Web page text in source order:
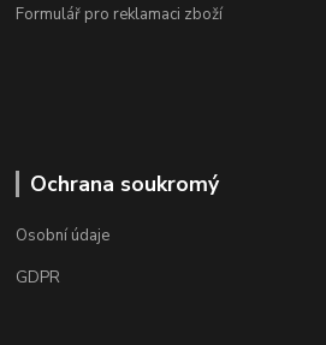
Formulář pro reklamaci zboží
Ochrana soukromý
Osobní údaje
GDPR